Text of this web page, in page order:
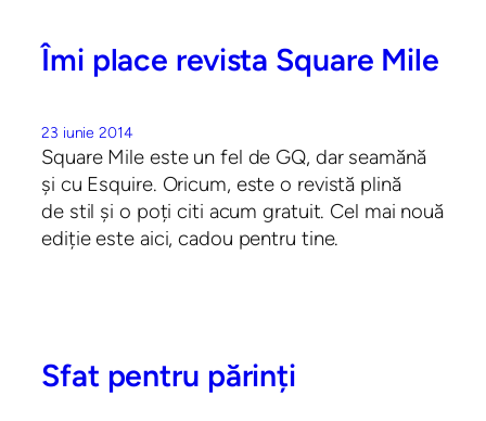
Îmi place revista Square Mile
23 iunie 2014
Square Mile este un fel de GQ, dar seamănă
și cu Esquire. Oricum, este o revistă plină
de stil și o poți citi acum gratuit. Cel mai nouă
ediție este aici, cadou pentru tine.
Sfat pentru părinți